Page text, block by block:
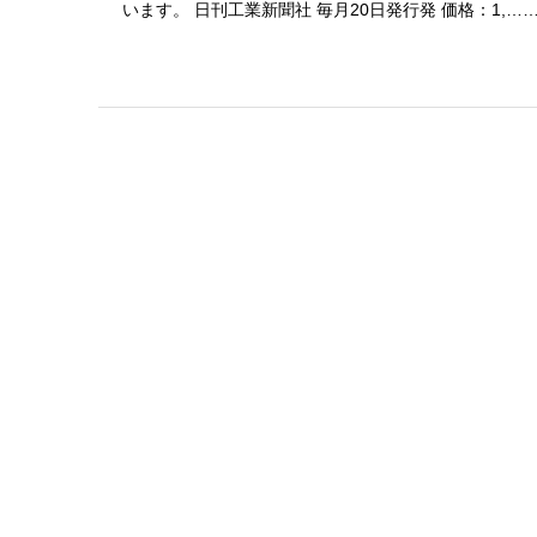
います。 日刊工業新聞社 毎月20日発行発 価格：1,……